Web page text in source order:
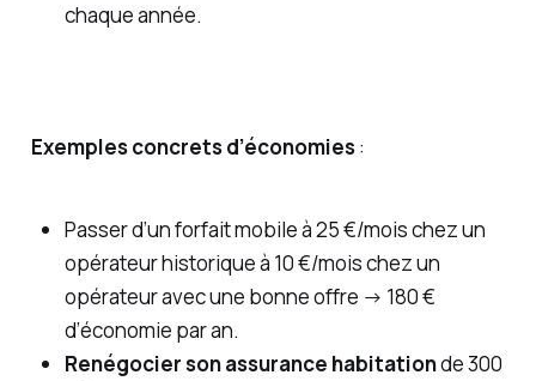
chaque année.
Exemples concrets d’économies:
Passer d’un forfait mobile à 25 €/mois chez un
opérateur historique à 10 €/mois chez un
opérateur avec une bonne offre → 180 €
d’économie par an.
Renégocier son assurance habitationde 300